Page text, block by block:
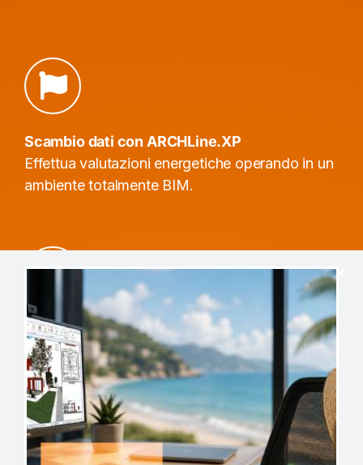
Scambio dati con ARCHLine.XP
Effettua valutazioni energetiche operando in un
ambiente totalmente BIM.
Software certificato
Termo ha ottenuto dal CTI il certificato di
conformità alle norme UNI